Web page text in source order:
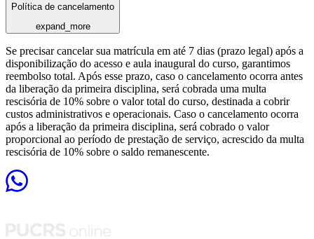
Política de cancelamento
expand_more
Se precisar cancelar sua matrícula em até 7 dias (prazo legal) após a
disponibilização do acesso e aula inaugural do curso, garantimos
reembolso total. Após esse prazo, caso o cancelamento ocorra antes
da liberação da primeira disciplina, será cobrada uma multa
rescisória de 10% sobre o valor total do curso, destinada a cobrir
custos administrativos e operacionais. Caso o cancelamento ocorra
após a liberação da primeira disciplina, será cobrado o valor
proporcional ao período de prestação de serviço, acrescido da multa
rescisória de 10% sobre o saldo remanescente.